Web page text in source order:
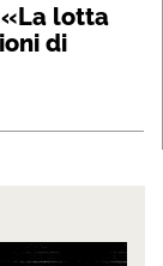
«La lotta
di